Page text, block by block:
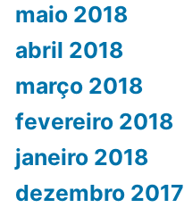
maio 2018
abril 2018
março 2018
fevereiro 2018
janeiro 2018
dezembro 2017